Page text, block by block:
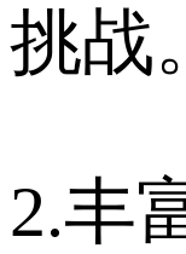
挑战。
2.丰